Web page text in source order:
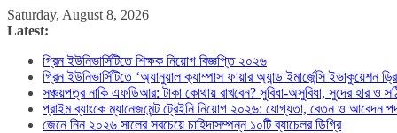
Skip
to
Saturday, August 8, 2026
Latest:
গ্রিন ইউনিভার্সিটিতে শিক্ষক নিয়োগ বিজ্ঞপ্তি ২০২৬
গ্রিন ইউনিভার্সিটিতে ‘অ্যানুয়াল ক্যাম্পাস ফায়ার অ্যান্ড ইমার্জেন্সি ইভাকুয়েশন
সঞ্চয়পত্র নাকি এফডিআর: টাকা কোথায় রাখবেন? সুবিধা-অসুবিধা, সুদের হার ও
প্রাইম ব্যাংকে ম্যানেজমেন্ট ট্রেইনি নিয়োগ ২০২৬: যোগ্যতা, বেতন ও আবেদন
জেনে নিন ২০২৬ সালের সবচেয়ে চাহিদাসম্পন্ন ১০টি ব্যাচেলর ডিগ্রি